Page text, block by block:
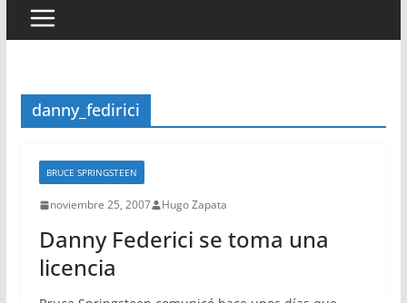
danny_fedirici
BRUCE SPRINGSTEEN
noviembre 25, 2007 Hugo Zapata
Danny Federici se toma una
licencia